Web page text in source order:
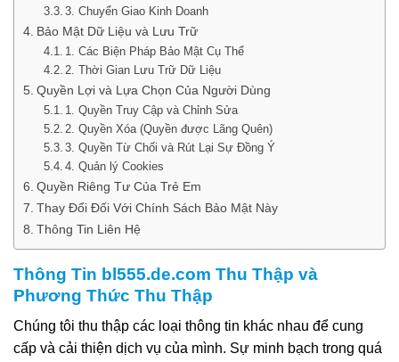
3. Chuyển Giao Kinh Doanh
Bảo Mật Dữ Liệu và Lưu Trữ
1. Các Biện Pháp Bảo Mật Cụ Thể
2. Thời Gian Lưu Trữ Dữ Liệu
Quyền Lợi và Lựa Chọn Của Người Dùng
1. Quyền Truy Cập và Chỉnh Sửa
2. Quyền Xóa (Quyền được Lãng Quên)
3. Quyền Từ Chối và Rút Lại Sự Đồng Ý
4. Quản lý Cookies
Quyền Riêng Tư Của Trẻ Em
Thay Đổi Đối Với Chính Sách Bảo Mật Này
Thông Tin Liên Hệ
Thông Tin bl555.de.com Thu Thập và
Phương Thức Thu Thập
Chúng tôi thu thập các loại thông tin khác nhau để cung
cấp và cải thiện dịch vụ của mình. Sự minh bạch trong quá